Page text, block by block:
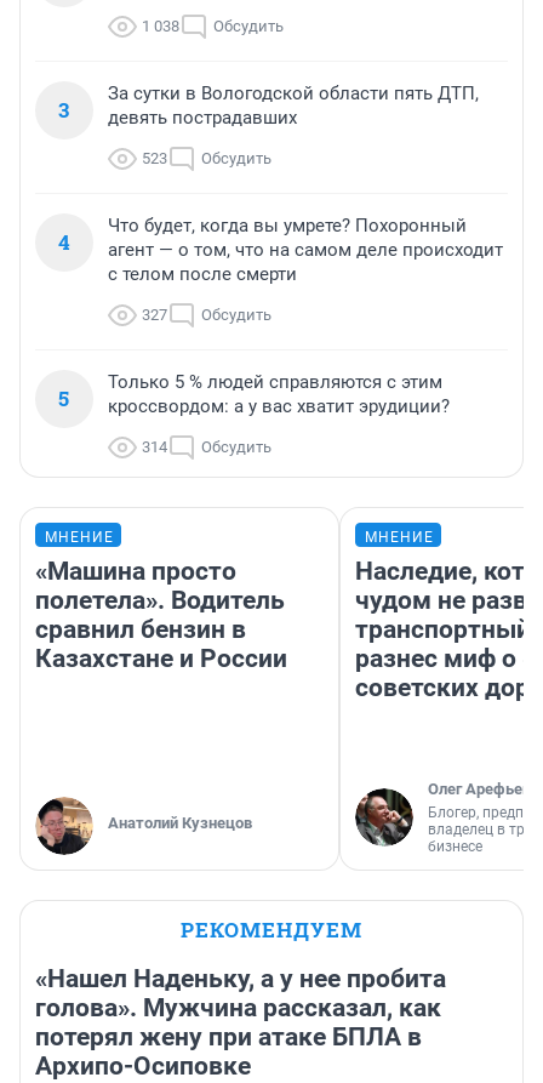
1 038 Обсудить
3
За сутки в Вологодской области пять ДТП,
девять пострадавших
523 Обсудить
4
Что будет, когда вы умрете? Похоронный
агент — о том, что на самом деле происходит
с телом после смерти
327 Обсудить
5
Только 5 % людей справляются с этим
кроссвордом: а у вас хватит эрудиции?
314 Обсудить
МНЕНИЕ
«Машина просто
полетела». Водитель
сравнил бензин в
Казахстане и России
Анатолий Кузнецов
МНЕНИЕ
Наследие,
чудом не
транспортный
разнес миф о
советских
Олег Арефьев
Блогер,
владелец в
бизнесе
РЕКОМЕНДУЕМ
«Нашел Наденьку, а у нее пробита
голова». Мужчина рассказал, как
потерял жену при атаке БПЛА в
Архипо-Осиповке